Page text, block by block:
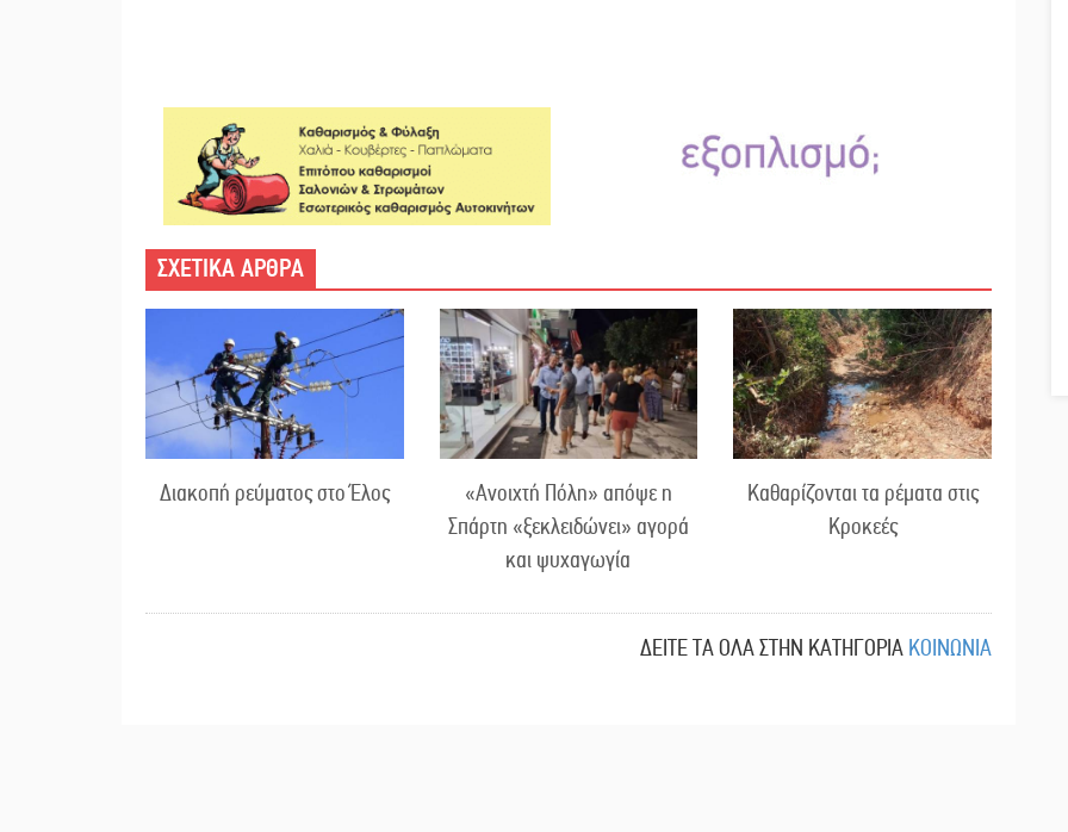
ΣΧΕΤΙΚΑ ΑΡΘΡΑ
Διακοπή ρεύματος στο Έλος
«Ανοιχτή Πόλη» απόψε η
Σπάρτη «ξεκλειδώνει» αγορά
και ψυχαγωγία
Καθαρίζονται τα ρέματα στις
Κροκεές
ΔΕΙΤΕ ΤΑ ΟΛΑ ΣΤΗΝ ΚΑΤΗΓΟΡΙΑ ΚΟΙΝΩΝΙΑ